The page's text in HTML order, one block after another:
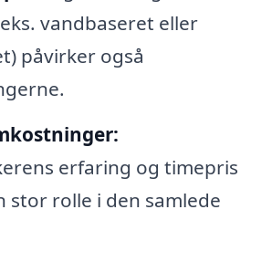
vandbaseret eller
påvirker også
erfaring og timepris
stor rolle i den samlede